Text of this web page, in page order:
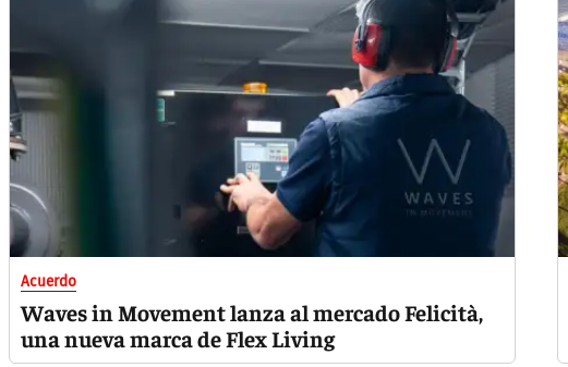
Acuerdo
Waves in Movement lanza al mercado Felicità,
una nueva marca de Flex Living